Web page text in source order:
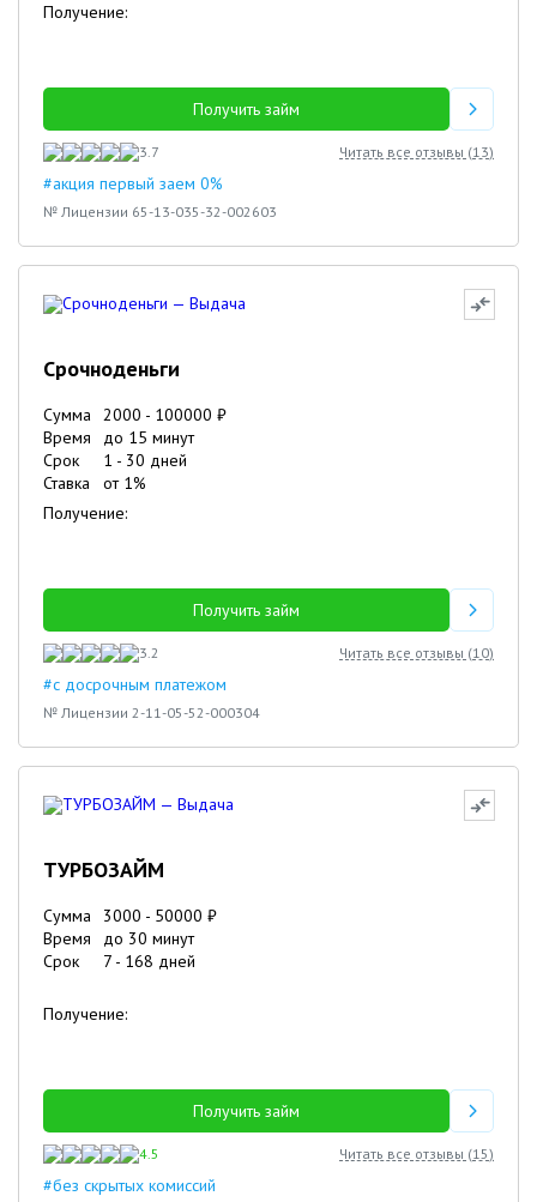
Получение:
Получить займ
3.7 Читать все отзывы (13)
#акция первый заем 0%
№ Лицензии 65-13-035-32-002603
Срочноденьги
Сумма 2000 - 100000 ₽
Время
до 15 минут
Срок
1 - 30 дней
Ставка
от 1%
Получение:
Получить займ
3.2 Читать все отзывы (10)
#с досрочным платежом
№ Лицензии 2-11-05-52-000304
ТУРБОЗАЙМ
Сумма 3000 - 50000 ₽
Время
до 30 минут
Срок
7 - 168 дней
Получение:
Получить займ
4.5 Читать все отзывы (15)
#без скрытых комиссий